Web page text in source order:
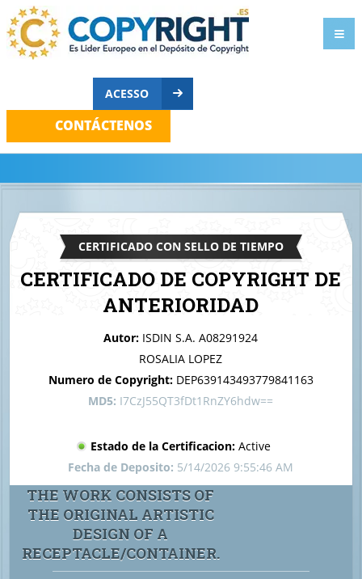
ACESSO
CONTÁCTENOS
CERTIFICADO CON SELLO DE TIEMPO
CERTIFICADO DE COPYRIGHT DE
ANTERIORIDAD
isdindeo sensitive cream
Autor: ISDIN S.A. A08291924
ROSALIA LOPEZ
Numero de Copyright: DEP639143493779841163
MD5: I7CzJ55QT3fDt1RnZY6hdw==
Estado de la Certificacion: Active
Fecha de Deposito: 5/14/2026 9:55:46 AM
THE WORK CONSISTS OF
THE ORIGINAL ARTISTIC
DESIGN OF A
RECEPTACLE/CONTAINER.